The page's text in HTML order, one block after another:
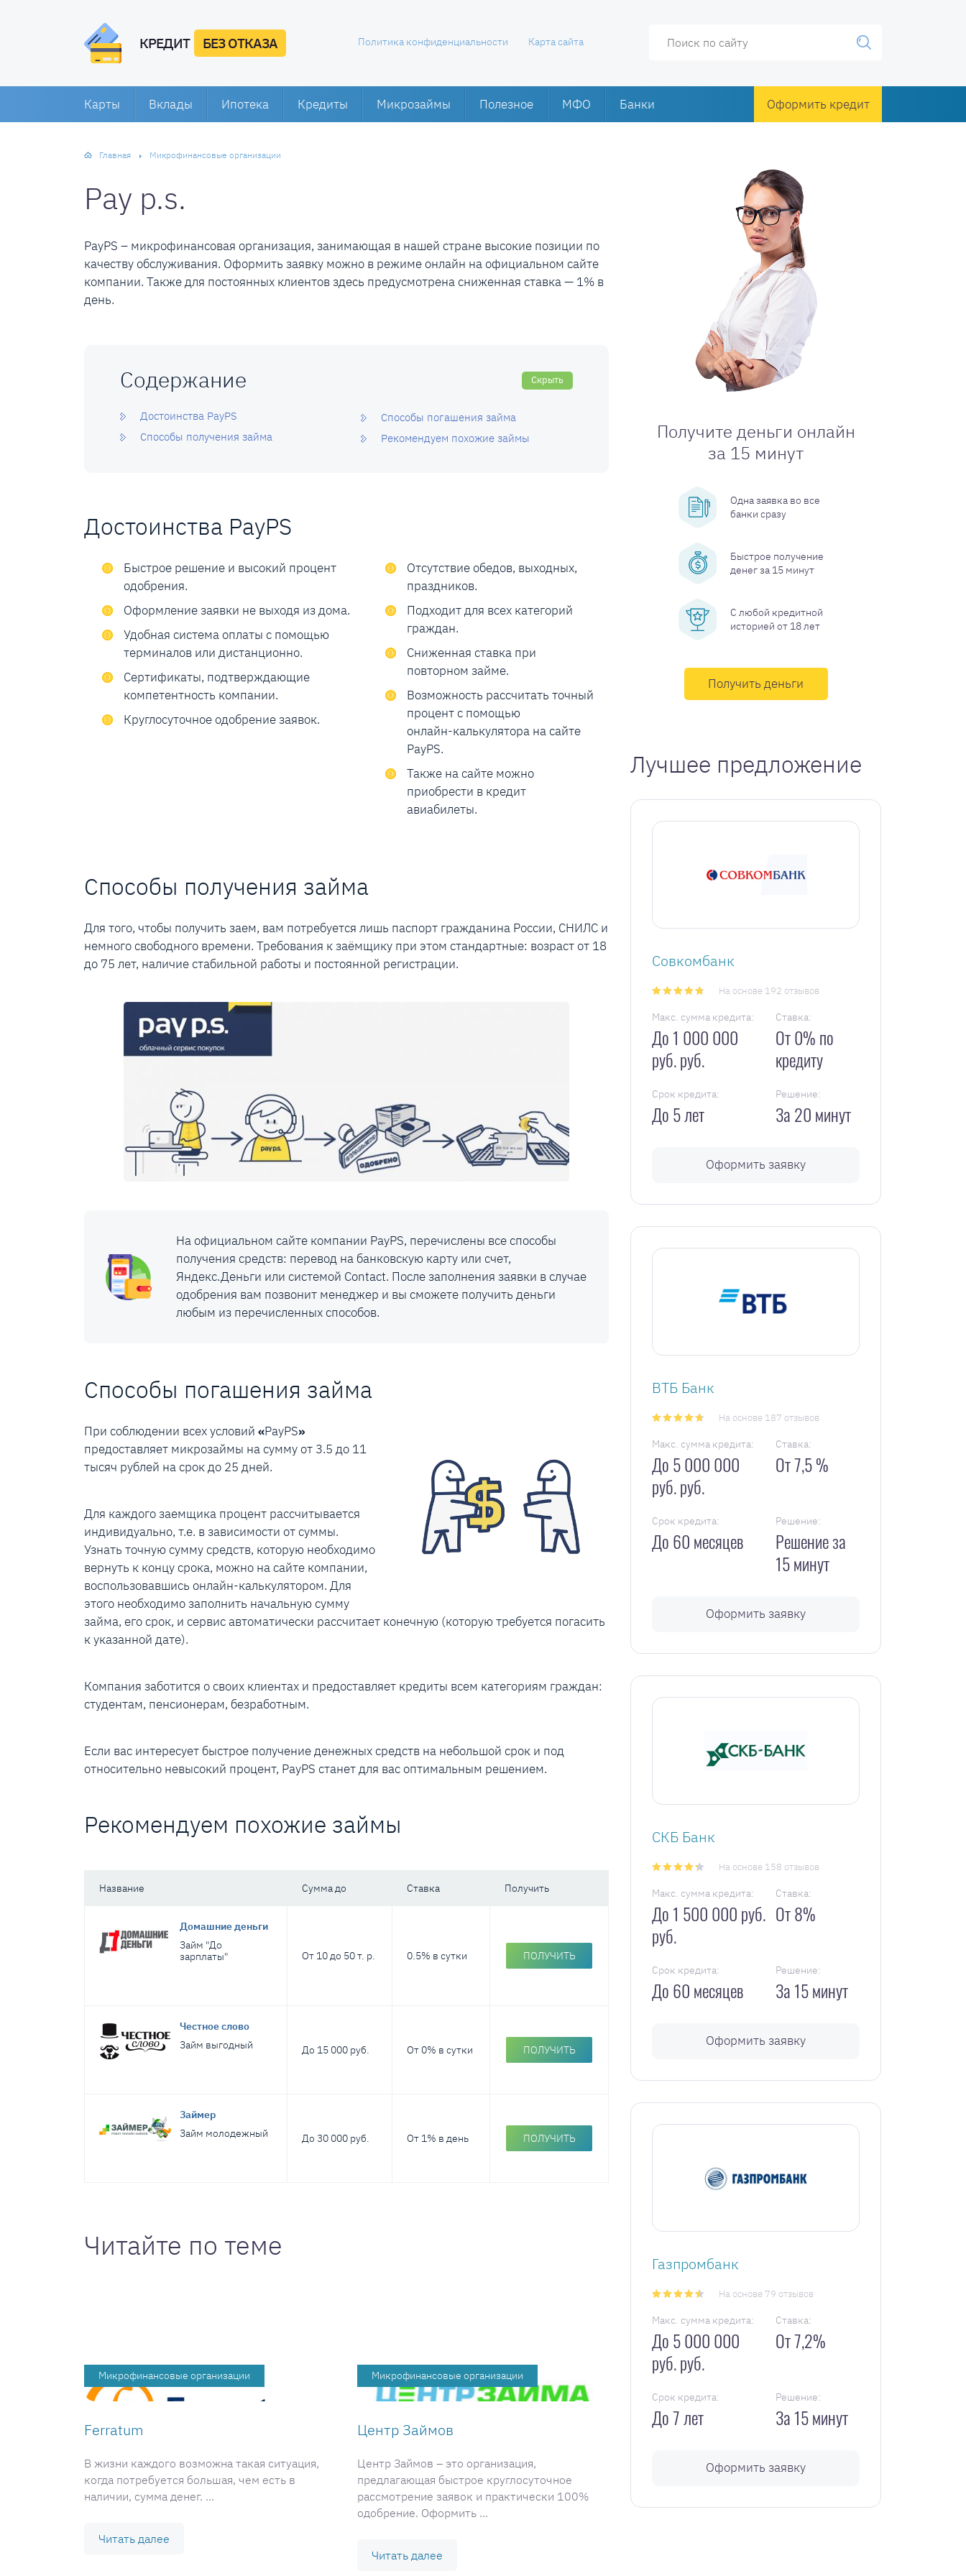
КРЕДИТ БЕЗ ОТКАЗА Политика конфиденциальности Карта сайта
Карты Вклады Ипотека Кредиты Микрозаймы Полезное МФО Банки Оформить кредит
Главная Микрофинансовые организации
Pay p.s.
PayPS – микрофинансовая организация, занимающая в нашей стране высокие позиции по
качеству обслуживания. Оформить заявку можно в режиме онлайн на официальном сайте
компании. Также для постоянных клиентов здесь предусмотрена сниженная ставка — 1% в
день.
Содержание Скрыть
Достоинства PayPS
Способы получения займа
Способы погашения займа
Рекомендуем похожие займы
Достоинства PayPS
Быстрое решение и высокий процент
одобрения.
Оформление заявки не выходя из дома.
Удобная система оплаты с помощью
терминалов или дистанционно.
Сертификаты, подтверждающие
компетентность компании.
Круглосуточное одобрение заявок.
Отсутствие обедов, выходных,
праздников.
Подходит для всех категорий
граждан.
Сниженная ставка при
повторном займе.
Возможность рассчитать точный
процент с помощью
онлайн-калькулятора на сайте
PayPS.
Также на сайте можно
приобрести в кредит
авиабилеты.
Способы получения займа
Для того, чтобы получить заем, вам потребуется лишь паспорт гражданина России, CНИЛС и
немного свободного времени. Требования к заёмщику при этом cтандартные: возраст от 18
до 75 лет, наличие стабильной работы и постоянной регистрации.
На официальном сайте компании PayPS, перечислены все способы
получения средств: перевод на банковскую карту или счет,
Яндекс.Деньги или системой Contact. После заполнения заявки в случае
одобрения вам позвонит менеджер и вы сможете получить деньги
любым из перечисленных способов.
Способы погашения займа
При соблюдении всех условий «PayPS»
предоставляет микрозаймы на сумму от 3.5 до 11
тысяч рублей на срок до 25 дней.
Для каждого заемщика процент рассчитывается
индивидуально, т.е. в зависимости от суммы.
Узнать точную сумму средств, которую необходимо
вернуть к концу срока, можно на сайте компании,
воспользовавшись онлайн-калькулятором. Для
этого необходимо заполнить начальную сумму
займа, его срок, и сервис автоматически рассчитает конечную (которую требуется погасить
к указанной дате).
Компания заботится о своих клиентах и предоставляет кредиты всем категориям граждан:
студентам, пенсионерам, безработным.
Если вас интересует быстрое получение денежных средств на небольшой срок и под
относительно невысокий процент, PayPS станет для вас оптимальным решением.
Рекомендуем похожие займы
Название Сумма до Ставка Получить
Домашние деньги
Займ "До
зарплаты"
От 10 до 50 т. р. 0.5% в сутки ПОЛУЧИТЬ
Честное слово
Займ выгодный
До 15 000 руб. От 0% в сутки ПОЛУЧИТЬ
Займер
Займ молодежный
До 30 000 руб. От 1% в день ПОЛУЧИТЬ
Читайте по теме
Микрофинансовые организации
Ferratum
В жизни каждого возможна такая ситуация,
когда потребуется большая, чем есть в
наличии, сумма денег. ...
Читать далее
Микрофинансовые организации
Центр Займов
Центр Займов – это организация,
предлагающая быстрое круглосуточное
рассмотрение заявок и практически 100%
одобрение. Оформить ...
Читать далее
Получите деньги онлайн
за 15 минут
Одна заявка во все
банки сразу
Быстрое получение
денег за 15 минут
С любой кредитной
историей от 18 лет
Получить деньги
Лучшее предложение
Совкомбанк
На основе 192 отзывов
Макс. сумма кредита:
До 1 000 000
руб. руб.
Ставка:
От 0% по
кредиту
Срок кредита:
До 5 лет
Решение:
За 20 минут
Оформить заявку
ВТБ Банк
На основе 187 отзывов
Макс. сумма кредита:
До 5 000 000
руб. руб.
Ставка:
От 7,5 %
Срок кредита:
До 60 месяцев
Решение:
Решение за
15 минут
Оформить заявку
СКБ Банк
На основе 158 отзывов
Макс. сумма кредита:
До 1 500 000 руб.
руб.
Ставка:
От 8%
Срок кредита:
До 60 месяцев
Решение:
За 15 минут
Оформить заявку
Газпромбанк
На основе 79 отзывов
Макс. сумма кредита:
До 5 000 000
руб. руб.
Ставка:
От 7,2%
Срок кредита:
До 7 лет
Решение:
За 15 минут
Оформить заявку